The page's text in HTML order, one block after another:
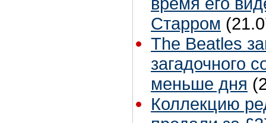
Старром
The Beatles
загадочного
меньше дня
Коллекцию